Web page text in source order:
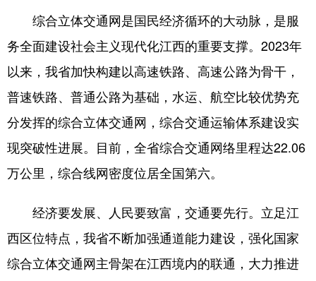
城市 旅游 能源 会展
彩票 娱乐 时尚 悦读
公益 一带一路 亚太网 上市公司
地方频道
浙江 安徽 福建 江西
综合立体交通网是国民经济循环的大动脉，是服
务全面建设社会主义现代化江西的重要支撑。2023年
以来，我省加快构建以高速铁路、高速公路为骨干，
普速铁路、普通公路为基础，水运、航空比较优势充
分发挥的综合立体交通网，综合交通运输体系建设实
现突破性进展。目前，全省综合交通网络里程达22.06
万公里，综合线网密度位居全国第六。
经济要发展、人民要致富，交通要先行。立足江
西区位特点，我省不断加强通道能力建设，强化国家
综合立体交通网主骨架在江西境内的联通，大力推进